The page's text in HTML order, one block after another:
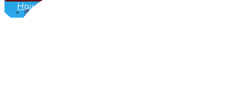
Наш Телеграм
Фонди пам’яті